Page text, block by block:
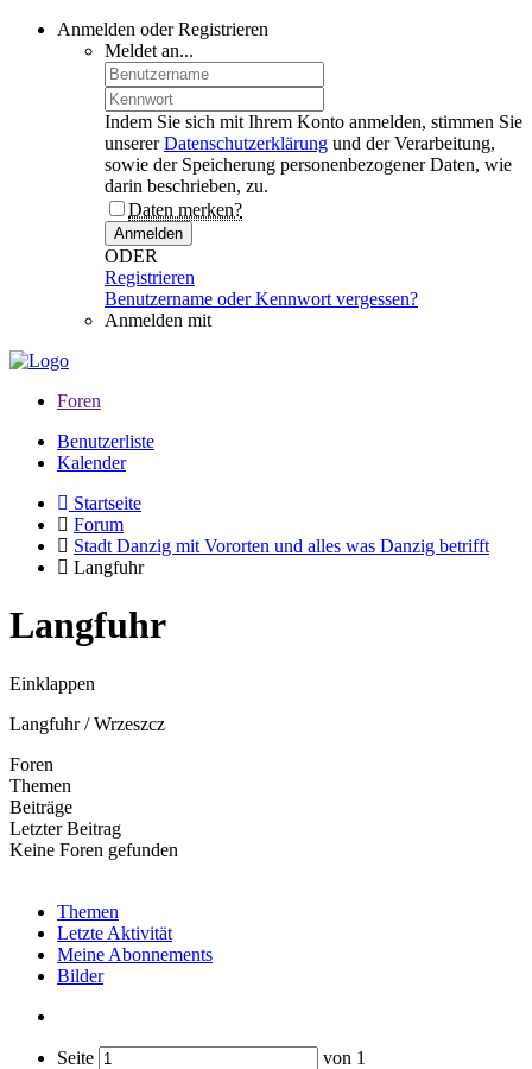
Anmelden oder Registrieren
Meldet an...
Indem Sie sich mit Ihrem Konto anmelden, stimmen Sie
unsererDatenschutzerklärung und der Verarbeitung,
sowie der Speicherung personenbezogener Daten, wie
darin beschrieben, zu.
Daten merken?
Anmelden
ODER
Registrieren
Benutzername oder Kennwort vergessen?
Anmelden mit
Foren
Benutzerliste
Kalender
Startseite
Forum
Stadt Danzig mit Vororten und alles was Danzig betrifft
Langfuhr
Langfuhr
Einklappen
Langfuhr / Wrzeszcz
Foren
Themen
Beiträge
Letzter Beitrag
Keine Foren gefunden
Themen
Letzte Aktivität
Meine Abonnements
Bilder
Seite von 1